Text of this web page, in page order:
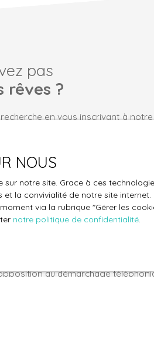
pas
rêves ?
en vous inscrivant à
Maurepas (78310)
Localisation
Pièces min
conformément au RGPD. Si
par voie téléphonique, vous
au démarchage
NOUS
notre site. Grace à ces
la convivialité de notre site internet.
via la rubrique ″Gérer les
notre politique de confidentialité.